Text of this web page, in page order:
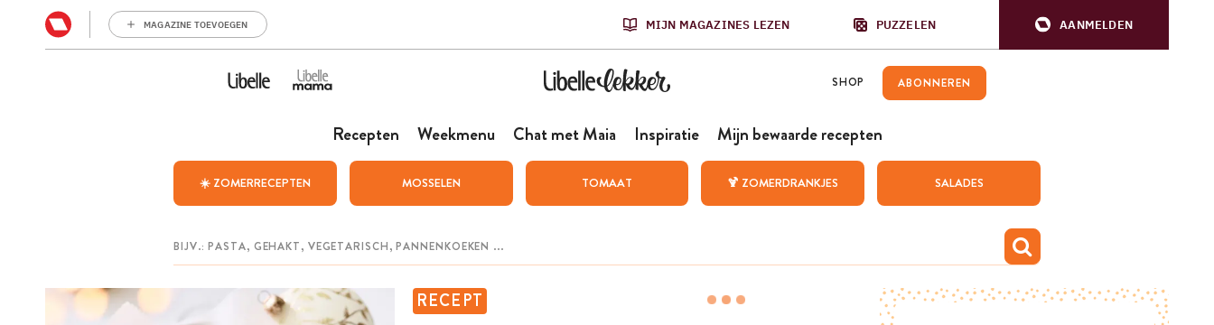
MAGAZINE TOEVOEGEN MIJN MAGAZINES LEZEN PUZZELEN AANMELDEN
SHOP ABONNEREN
Recepten Weekmenu Chat met Maia Inspiratie Mijn bewaarde recepten
☀️ ZOMERRECEPTEN MOSSELEN TOMAAT 🍹 ZOMERDRANKJES SALADES
RECEPT